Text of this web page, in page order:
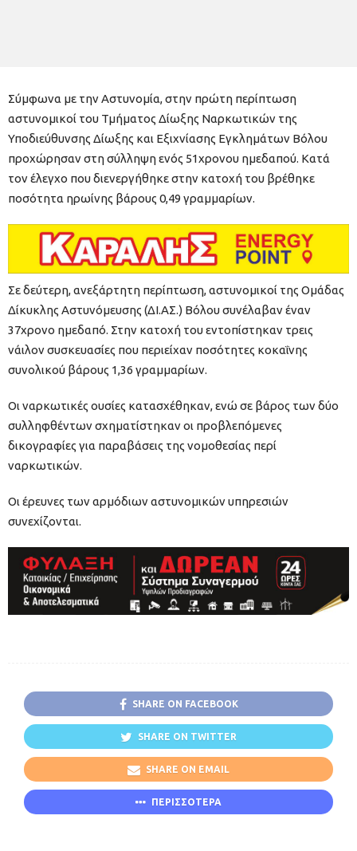
Σύμφωνα με την Αστυνομία, στην πρώτη περίπτωση
αστυνομικοί του Τμήματος Δίωξης Ναρκωτικών της
Υποδιεύθυνσης Δίωξης και Εξιχνίασης Εγκλημάτων Βόλου
προχώρησαν στη σύλληψη ενός 51χρονου ημεδαπού. Κατά
τον έλεγχο που διενεργήθηκε στην κατοχή του βρέθηκε
ποσότητα ηρωίνης βάρους 0,49 γραμμαρίων.
Σε δεύτερη, ανεξάρτητη περίπτωση, αστυνομικοί της Ομάδας
Δίκυκλης Αστυνόμευσης (ΔΙ.ΑΣ.) Βόλου συνέλαβαν έναν
37χρονο ημεδαπό. Στην κατοχή του εντοπίστηκαν τρεις
νάιλον συσκευασίες που περιείχαν ποσότητες κοκαΐνης
συνολικού βάρους 1,36 γραμμαρίων.
Οι ναρκωτικές ουσίες κατασχέθηκαν, ενώ σε βάρος των δύο
συλληφθέντων σχηματίστηκαν οι προβλεπόμενες
δικογραφίες για παραβάσεις της νομοθεσίας περί
ναρκωτικών.
Οι έρευνες των αρμόδιων αστυνομικών υπηρεσιών
συνεχίζονται.
SHARE ON FACEBOOK
SHARE ON TWITTER
SHARE ON EMAIL
ΠΕΡΙΣΣΟΤΕΡΑ